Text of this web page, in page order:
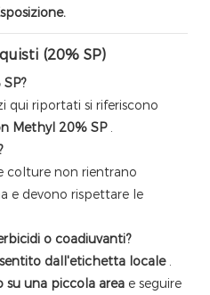
(20% SP)
qui riportati si riferiscono
Methyl 20% SP.
colture non rientrano
e devono rispettare le
o coadiuvanti?
dall'etichetta locale.
su una piccola area e seguire